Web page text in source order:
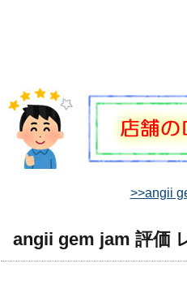
>>angii
angii gem jam 評価